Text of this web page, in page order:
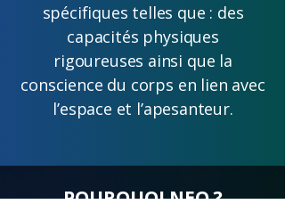
spécifiques telles que : des
capacités physiques
rigoureuses ainsi que la
conscience du corps en lien avec
l’espace et l’apesanteur.
POURQUOI NEO ?